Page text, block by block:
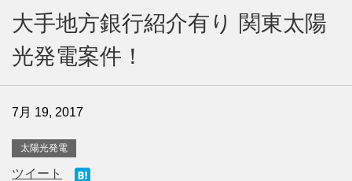
大手地方銀行紹介有り 関東太陽
光発電案件！
7月 19, 2017
太陽光発電
ツイート